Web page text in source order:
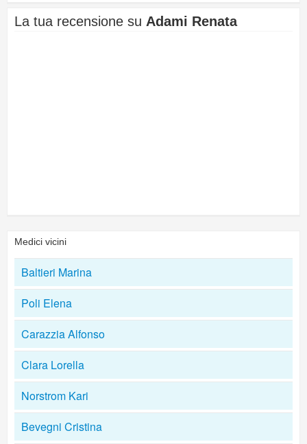
La tua recensione su Adami Renata
Medici vicini
Baltieri Marina
Poli Elena
Carazzia Alfonso
Clara Lorella
Norstrom Kari
Bevegni Cristina